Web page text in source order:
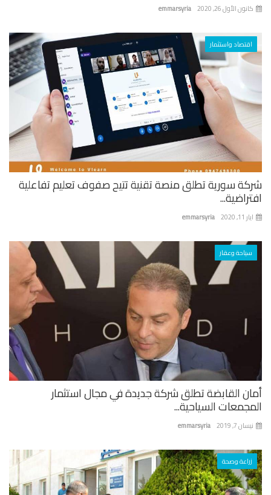
emmarsyria الأول 26, 2020
اقتصاد واستثمار
سورية تطلق منصة تقنية تتيح صفوف تعليم تفاعلية
emmarsyria
سياحة وعقار
القابضة تطلق شركة جديدة في مجال استثمار
السياحية...
emmarsyria 7, 2019
زراعة وصحة